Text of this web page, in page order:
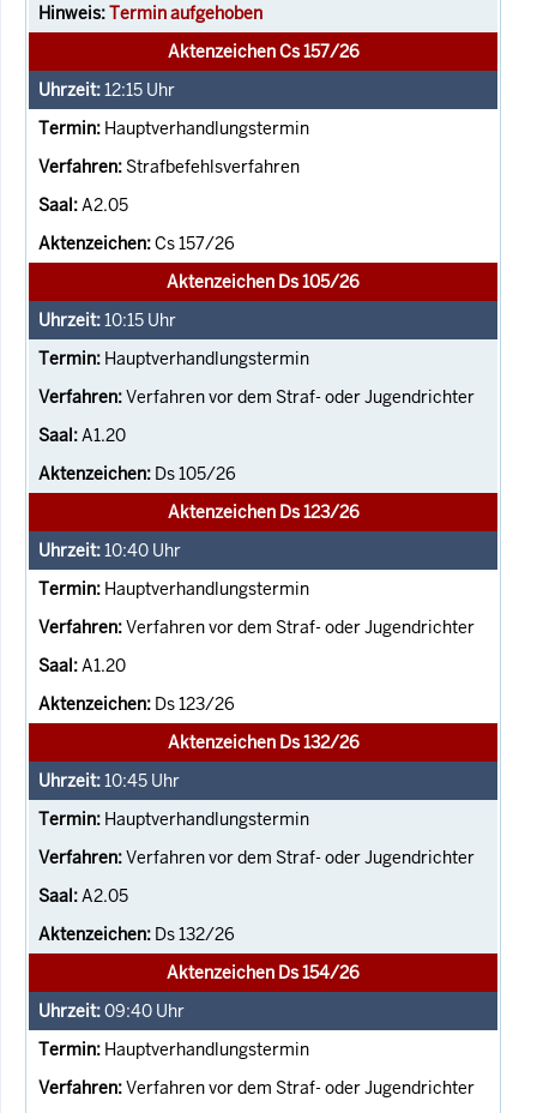
Termin aufgehoben
Aktenzeichen Cs 157/26
12:15 Uhr
Hauptverhandlungstermin
Strafbefehlsverfahren
A2.05
Cs 157/26
Aktenzeichen Ds 105/26
10:15 Uhr
Hauptverhandlungstermin
Verfahren vor dem Straf- oder Jugendrichter
A1.20
Ds 105/26
Aktenzeichen Ds 123/26
10:40 Uhr
Hauptverhandlungstermin
Verfahren vor dem Straf- oder Jugendrichter
A1.20
Ds 123/26
Aktenzeichen Ds 132/26
10:45 Uhr
Hauptverhandlungstermin
Verfahren vor dem Straf- oder Jugendrichter
A2.05
Ds 132/26
Aktenzeichen Ds 154/26
09:40 Uhr
Hauptverhandlungstermin
Verfahren vor dem Straf- oder Jugendrichter